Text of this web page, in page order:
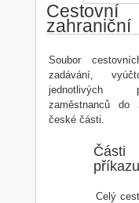
zahraniční
Soubor
zadávání,
jednotlivých
zaměstnanců do
české části.
příkazu
Celý